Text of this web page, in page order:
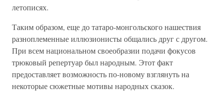
летописях.
Таким образом, еще до татаро-монгольского нашествия
разноплеменные иллюзионисты общались друг с другом.
При всем национальном своеобразии подачи фокусов
трюковый репертуар был народным. Этот факт
предоставляет возможность по-новому взглянуть на
некоторые сюжетные мотивы народных сказок.